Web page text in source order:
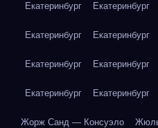
Екатеринбург Екатеринбург
Екатеринбург Екатеринбург
Екатеринбург Екатеринбург
Екатеринбург Екатеринбург
Жорж Санд — Консуэло